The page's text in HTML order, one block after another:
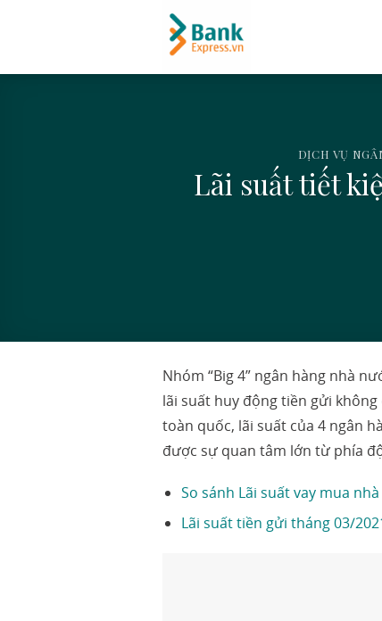
DỊCH VỤ
Lãi suất tiết
Nhóm “Big 4” ngân hàng nhà
lãi suất huy động tiền gửi
toàn quốc, lãi suất của 4 ngân
được sự quan tâm lớn từ phía
So sánh Lãi suất vay mua
Lãi suất tiền gửi tháng 03/